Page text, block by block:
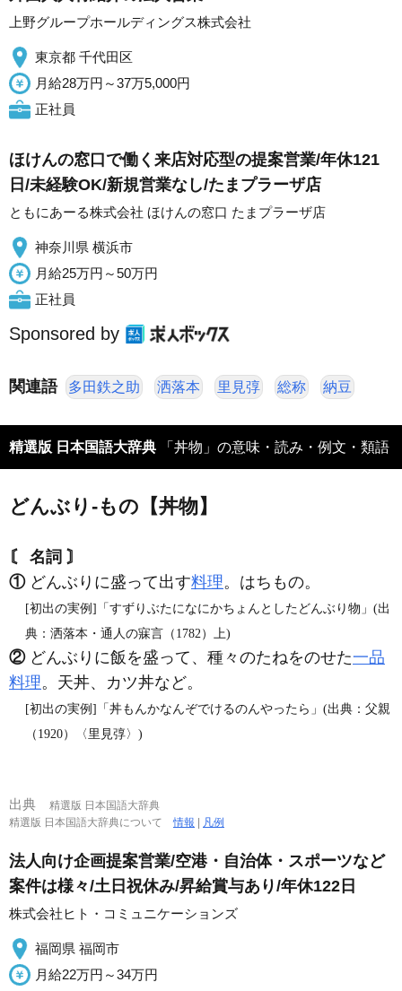
上野グループホールディングス株式会社
東京都 千代田区
月給28万円～37万5,000円
正社員
ほけんの窓口で働く来店対応型の提案営業/年休121
日/未経験OK/新規営業なし/たまプラーザ店
ともにあーる株式会社 ほけんの窓口 たまプラーザ店
神奈川県 横浜市
月給25万円～50万円
正社員
Sponsored by
関連語 多田鉄之助 洒落本 里見弴 総称 納豆
精選版 日本国語大辞典 「丼物」の意味・読み・例文・類語
どんぶり‐もの【丼物】
〘 名詞 〙
①どんぶりに盛って出す料理。はちもの。
[初出の実例]「すずりぶたになにかちょんとしたどんぶり物」(出
典：洒落本・通人の寐言（1782）上)
②どんぶりに飯を盛って、種々のたねをのせた一品
料理。天丼、カツ丼など。
[初出の実例]「丼もんかなんぞでけるのんやったら」(出典：父親
（1920）〈里見弴〉)
出典
精選版 日本国語大辞典
精選版 日本国語大辞典について情報 | 凡例
法人向け企画提案営業/空港・自治体・スポーツなど
案件は様々/土日祝休み/昇給賞与あり/年休122日
株式会社ヒト・コミュニケーションズ
福岡県 福岡市
月給22万円～34万円